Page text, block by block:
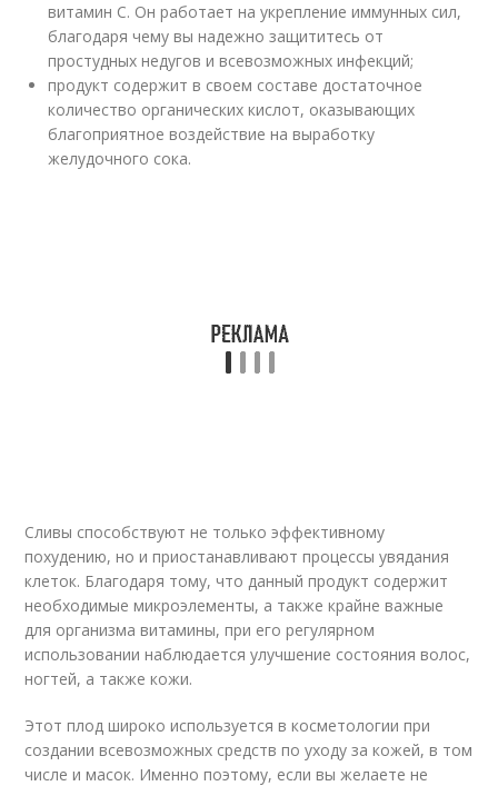
витамин С. Он работает на укрепление иммунных сил,
благодаря чему вы надежно защититесь от
простудных недугов и всевозможных инфекций;
продукт содержит в своем составе достаточное
количество органических кислот, оказывающих
благоприятное воздействие на выработку
желудочного сока.
Сливы способствуют не только эффективному
похудению, но и приостанавливают процессы увядания
клеток. Благодаря тому, что данный продукт содержит
необходимые микроэлементы, а также крайне важные
для организма витамины, при его регулярном
использовании наблюдается улучшение состояния волос,
ногтей, а также кожи.
Этот плод широко используется в косметологии при
создании всевозможных средств по уходу за кожей, в том
числе и масок. Именно поэтому, если вы желаете не